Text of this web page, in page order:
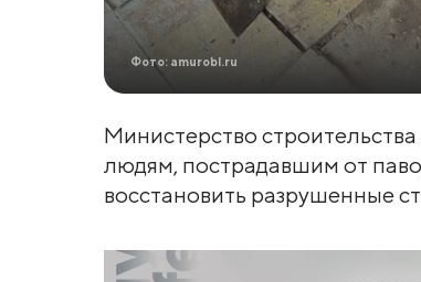
Фото: amurobl.ru
Министерство
людям, пострадавшим от
восстановить разрушенные